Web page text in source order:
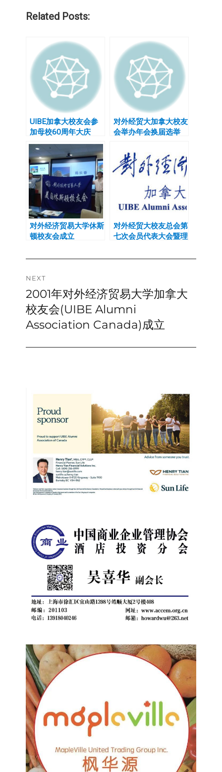
Related Posts:
UIBE加拿大校友会参
加母校60周年大庆
对外经贸大加拿大校友
会举办年会换届选举
对外经济贸易大学休斯
顿校友会成立
对外经贸大校友总会第
七次会员代表大会暨理
Post
navigation
NEXT
Next
post:
2001年对外经济贸易大学加拿大
校友会(UIBE Alumni
Association Canada)成立